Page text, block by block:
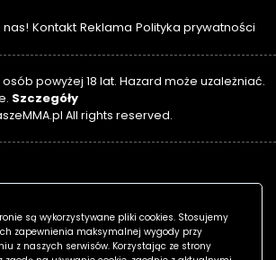
nas! Kontakt Reklama Polityka prywatności
osób powyżej 18 lat. Hazard może uzależniać.
Szczegóły
All rights reserved.
są wykorzystywane pliki cookies. Stosujemy
zapewnienia maksymalnej wygody przy
z naszych serwisów. Korzystając ze strony